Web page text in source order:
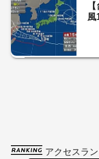
風
アクセスラ